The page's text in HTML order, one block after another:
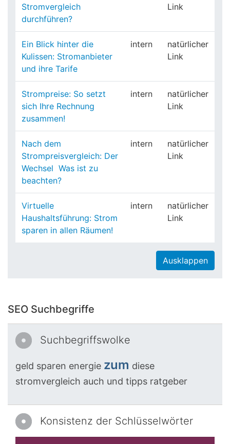
Stromvergleich
durchführen?
Link
Ein Blick hinter die
Kulissen: Stromanbieter
und ihre Tarife
intern
natürlicher
Link
Strompreise: So setzt
sich Ihre Rechnung
zusammen!
intern
natürlicher
Link
Nach dem
Strompreisvergleich: Der
Wechsel  Was ist zu
beachten?
intern
natürlicher
Link
Virtuelle
Haushaltsführung: Strom
sparen in allen Räumen!
intern
natürlicher
Link
Ausklappen
SEO Suchbegriffe
Suchbegriffswolke
geld sparen energie zum diese
stromvergleich auch und tipps ratgeber
Konsistenz der Schlüsselwörter